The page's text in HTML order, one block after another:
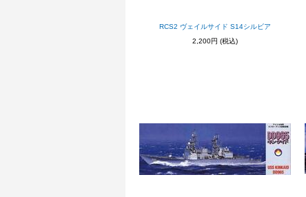
RCS2 ヴェイルサイド S14シルビア
2,200円 (税込)